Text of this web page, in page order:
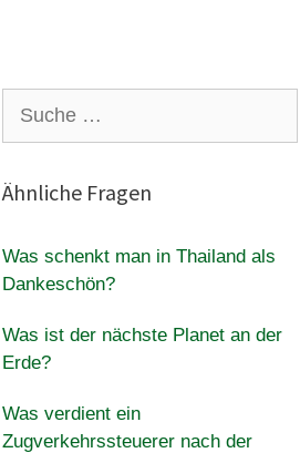
nach:
Ähnliche Fragen
Was schenkt man in Thailand als
Dankeschön?
Was ist der nächste Planet an der
Erde?
Was verdient ein
Zugverkehrssteuerer nach der